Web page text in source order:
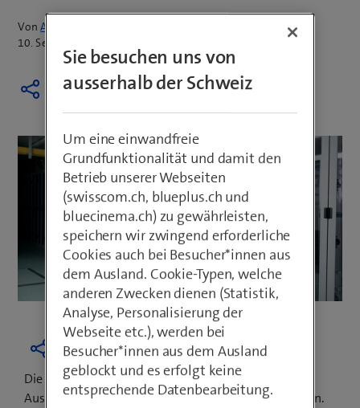
VonArmin Schädeli
10. September 2021
Die Gemeindevertretung und Swisscom haben den
Ausbau sowie den Baubeginn gemeinsam besprochen.
Sie besuchen uns von
ausserhalb der Schweiz
Um eine einwandfreie
Grundfunktionalität und damit den
Betrieb unserer Webseiten
(swisscom.ch, blueplus.ch und
bluecinema.ch) zu gewährleisten,
speichern wir zwingend erforderliche
Cookies auch bei Besucher*innen aus
dem Ausland. Cookie-Typen, welche
anderen Zwecken dienen (Statistik,
Analyse, Personalisierung der
Webseite etc.), werden bei
Besucher*innen aus dem Ausland
geblockt und es erfolgt keine
entsprechende Datenbearbeitung.